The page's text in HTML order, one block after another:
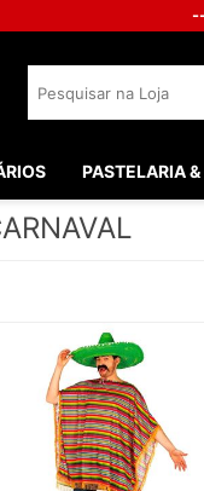
PASTELARIA